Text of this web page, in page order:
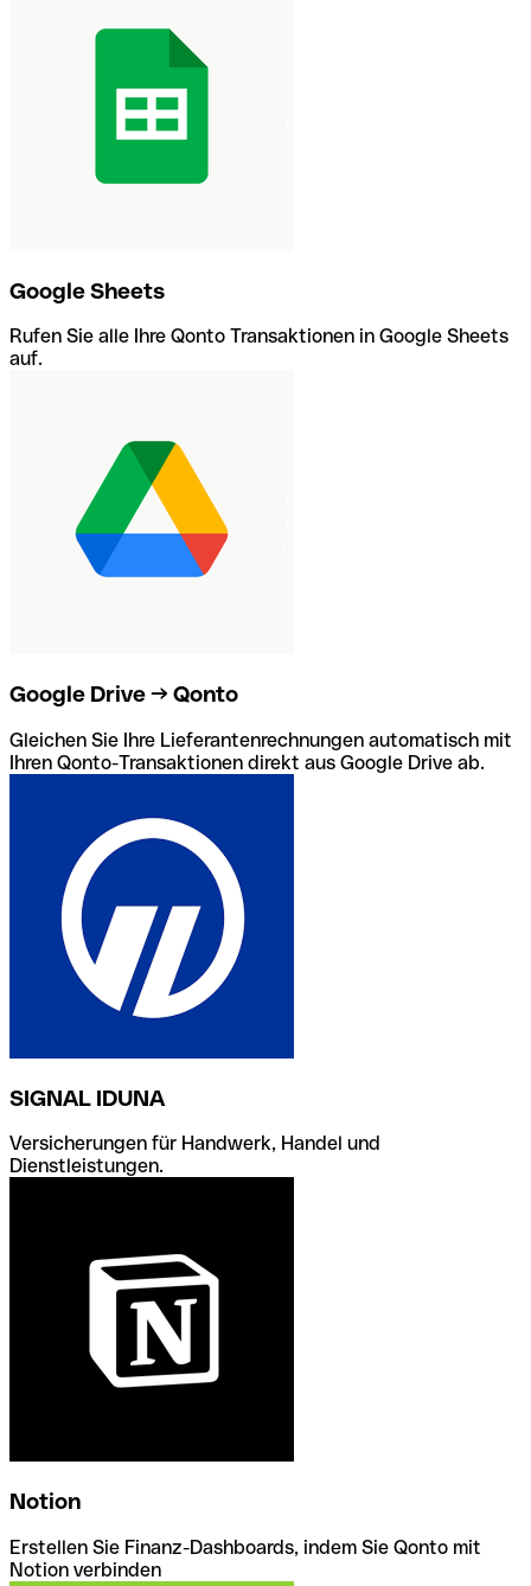
Google Sheets
Rufen Sie alle Ihre Qonto Transaktionen in Google Sheets
auf.
Google Drive → Qonto
Gleichen Sie Ihre Lieferantenrechnungen automatisch mit
Ihren Qonto-Transaktionen direkt aus Google Drive ab.
SIGNAL IDUNA
Versicherungen für Handwerk, Handel und
Dienstleistungen.
Notion
Erstellen Sie Finanz-Dashboards, indem Sie Qonto mit
Notion verbinden